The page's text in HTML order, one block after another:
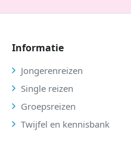
Informatie
Jongerenreizen
Single reizen
Groepsreizen
Twijfel en kennisbank